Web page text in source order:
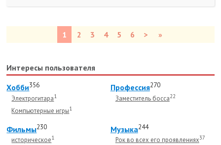
1 2 3 4 5 6 > »
Интересы пользователя
Хобби356
Электрогитара1
Компьютерные игры1
Профессия270
Заместитель босса22
Фильмы230
историческое1
Музыка244
Рок во всех его проявлениях37